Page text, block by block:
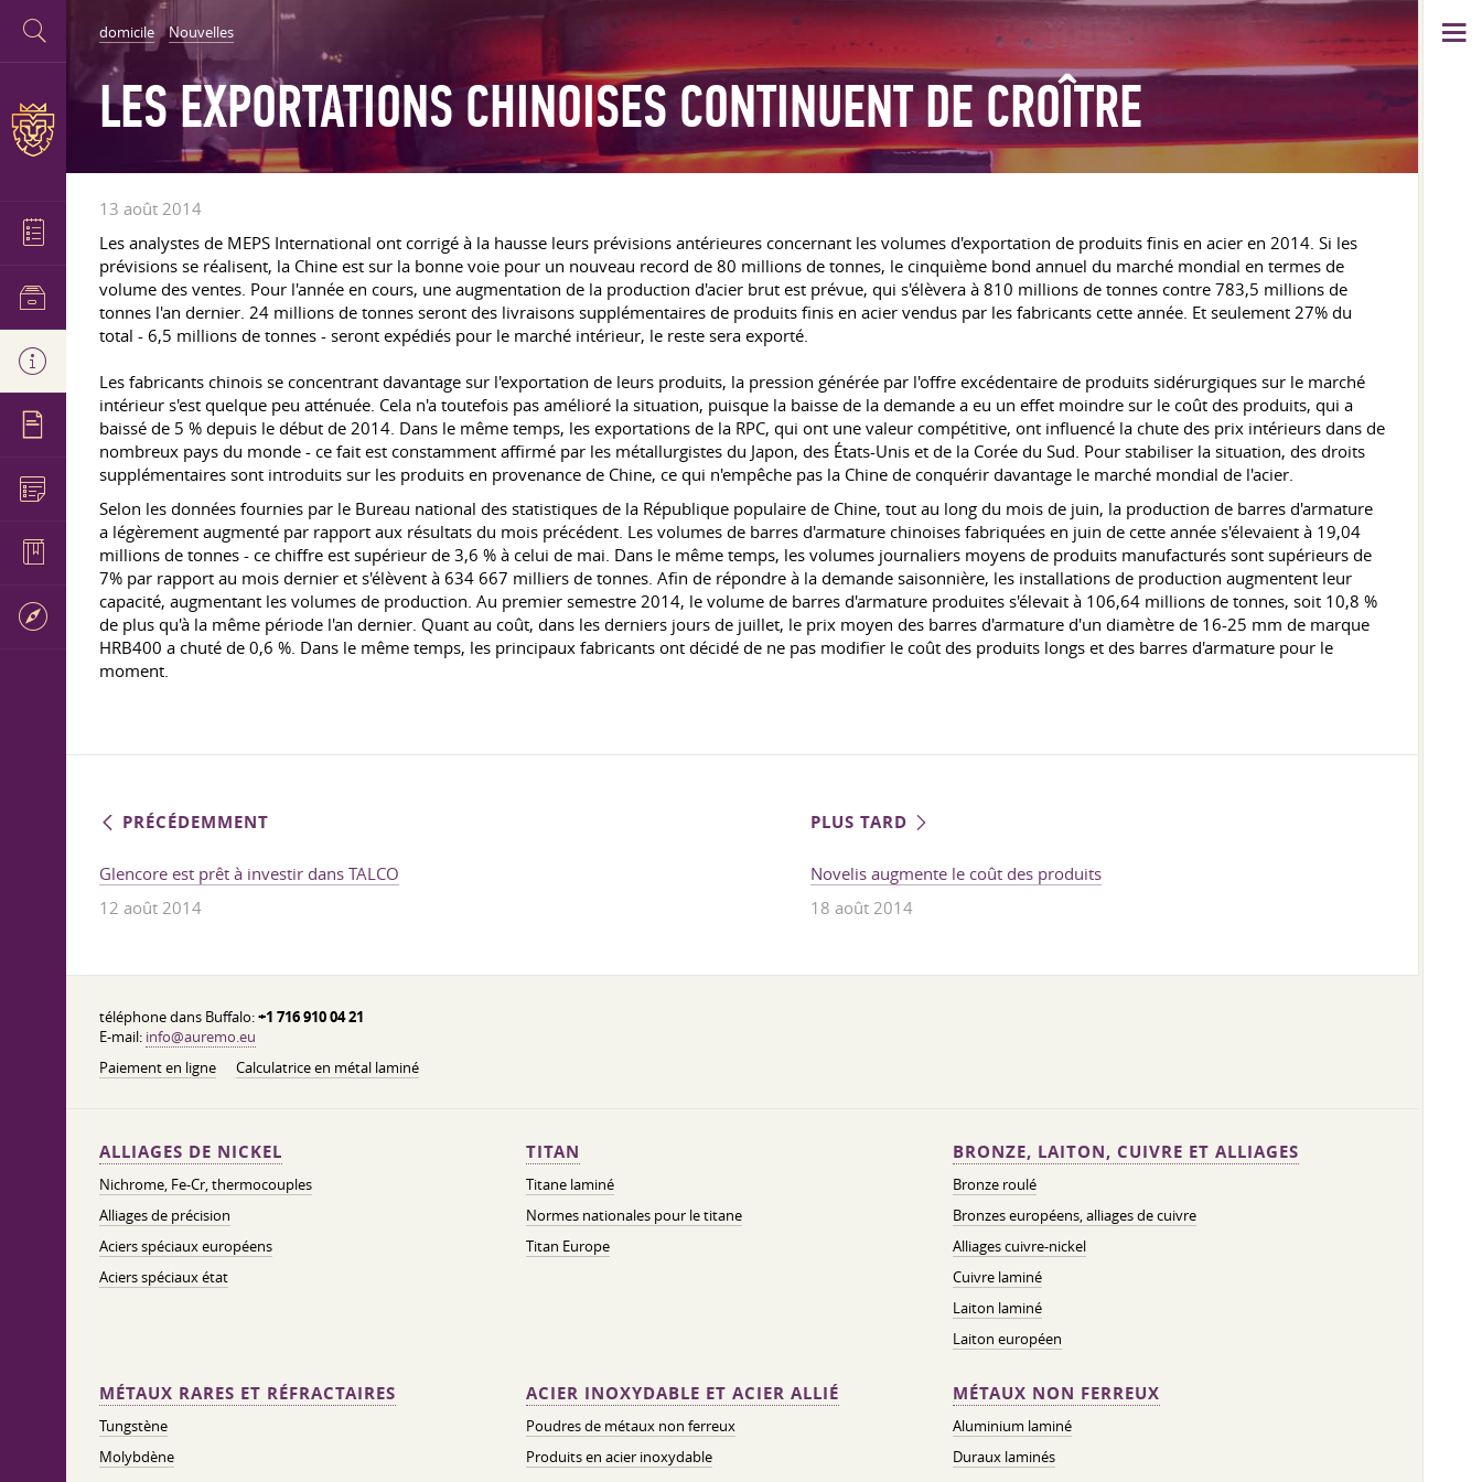
domicile Nouvelles
LES EXPORTATIONS CHINOISES CONTINUENT DE CROÎTRE
13 août 2014
Les analystes de MEPS International ont corrigé à la hausse leurs prévisions antérieures concernant les volumes d'exportation de produits finis en acier en 2014. Si les
prévisions se réalisent, la Chine est sur la bonne voie pour un nouveau record de 80 millions de tonnes, le cinquième bond annuel du marché mondial en termes de
volume des ventes. Pour l'année en cours, une augmentation de la production d'acier brut est prévue, qui s'élèvera à 810 millions de tonnes contre 783,5 millions de
tonnes l'an dernier. 24 millions de tonnes seront des livraisons supplémentaires de produits finis en acier vendus par les fabricants cette année. Et seulement 27% du
total - 6,5 millions de tonnes - seront expédiés pour le marché intérieur, le reste sera exporté.
Les fabricants chinois se concentrant davantage sur l'exportation de leurs produits, la pression générée par l'offre excédentaire de produits sidérurgiques sur le marché
intérieur s'est quelque peu atténuée. Cela n'a toutefois pas amélioré la situation, puisque la baisse de la demande a eu un effet moindre sur le coût des produits, qui a
baissé de 5 % depuis le début de 2014. Dans le même temps, les exportations de la RPC, qui ont une valeur compétitive, ont influencé la chute des prix intérieurs dans de
nombreux pays du monde - ce fait est constamment affirmé par les métallurgistes du Japon, des États-Unis et de la Corée du Sud. Pour stabiliser la situation, des droits
supplémentaires sont introduits sur les produits en provenance de Chine, ce qui n'empêche pas la Chine de conquérir davantage le marché mondial de l'acier.
Selon les données fournies par le Bureau national des statistiques de la République populaire de Chine, tout au long du mois de juin, la production de barres d'armature
a légèrement augmenté par rapport aux résultats du mois précédent. Les volumes de barres d'armature chinoises fabriquées en juin de cette année s'élevaient à 19,04
millions de tonnes - ce chiffre est supérieur de 3,6 % à celui de mai. Dans le même temps, les volumes journaliers moyens de produits manufacturés sont supérieurs de
7% par rapport au mois dernier et s'élèvent à 634 667 milliers de tonnes. Afin de répondre à la demande saisonnière, les installations de production augmentent leur
capacité, augmentant les volumes de production. Au premier semestre 2014, le volume de barres d'armature produites s'élevait à 106,64 millions de tonnes, soit 10,8 %
de plus qu'à la même période l'an dernier. Quant au coût, dans les derniers jours de juillet, le prix moyen des barres d'armature d'un diamètre de 16-25 mm de marque
HRB400 a chuté de 0,6 %. Dans le même temps, les principaux fabricants ont décidé de ne pas modifier le coût des produits longs et des barres d'armature pour le
moment.
PRÉCÉDEMMENT
Glencore est prêt à investir dans TALCO
12 août 2014
PLUS TARD
Novelis augmente le coût des produits
18 août 2014
téléphone dans Buffalo:+1 716 910 04 21
E-mail: info@auremo.eu
Paiement en ligne
Calculatrice en métal laminé
ALLIAGES DE NICKEL
Nichrome, Fe-Cr, thermocouples
Alliages de précision
Aciers spéciaux européens
Aciers spéciaux état
TITAN
Titane laminé
Normes nationales pour le titane
Titan Europe
BRONZE, LAITON, CUIVRE ET ALLIAGES
Bronze roulé
Bronzes européens, alliages de cuivre
Alliages cuivre-nickel
Cuivre laminé
Laiton laminé
Laiton européen
MÉTAUX RARES ET RÉFRACTAIRES
Tungstène
Molybdène
ACIER INOXYDABLE ET ACIER ALLIÉ
Poudres de métaux non ferreux
Produits en acier inoxydable
MÉTAUX NON FERREUX
Aluminium laminé
Duraux laminés